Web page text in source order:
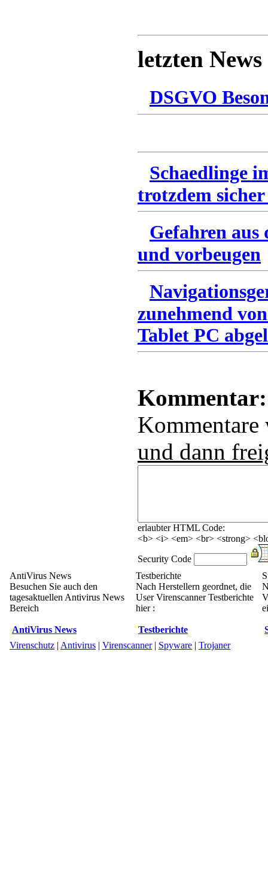
letzten News
DSGVO
Schaedlinge
trotzdem
Gefahren
und vorbeugen
zunehmend
Tablet PC
Kommentar:
und dann
erlaubter HTML Code:
<b> <i> <em> <br> <strong>
Security Code
AntiVirus News
Besuchen Sie auch den
tagesaktuellen Antivirus News
Bereich
AntiVirus News
Testberichte
Nach Herstellern geordnet, die
User Virenscanner Testberichte
hier :
Testberichte
Virenschutz | Antivirus | Virenscanner| Spyware | Trojaner